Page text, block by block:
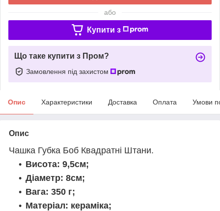
або
Купити з
Що таке купити з Пром?
Замовлення під захистом
Опис Характеристики Доставка Оплата Умови
Опис
Чашка Губка Боб Квадратні Штани.
Висота: 9,5см;
Діаметр: 8см;
Вага: 350 г;
Матеріал: кераміка;